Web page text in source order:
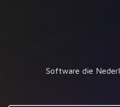
Software die